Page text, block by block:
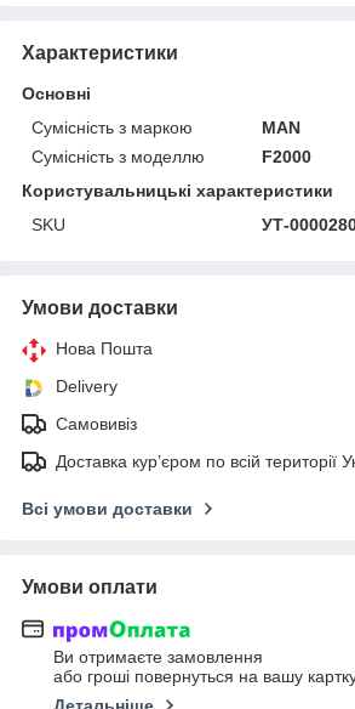
Характеристики
Основні
Сумісність з маркою
MAN
Сумісність з моделлю
F2000
Користувальницькі характеристики
SKU
УТ-
Умови доставки
Нова Пошта
Delivery
Самовивіз
Доставка кур’єром по всій території
Всі умови доставки
Умови оплати
Ви отримаєте замовлення
або гроші повернуться на вашу